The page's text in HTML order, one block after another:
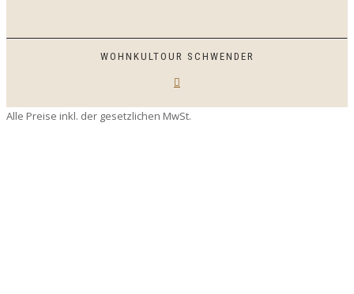
WOHNKULTOUR SCHWENDER
Alle Preise inkl. der gesetzlichen MwSt.